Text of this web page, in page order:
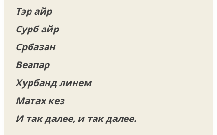
Тэр айр
Сурб айр
Србазан
Веапар
Хурбанд линем
Матах кез
И так далее, и так далее.